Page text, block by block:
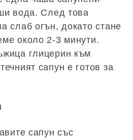
вода. След това
слаб огън, докато стане
около 2-3 минути.
глицерин към
сапун е готов за
сапун със